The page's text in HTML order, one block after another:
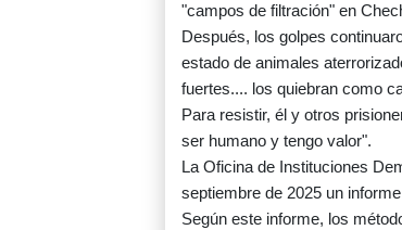
"campos de filtración" en
Después, los golpes
estado de animales
fuertes.... los quiebran como
Para resistir, él y otros
ser humano y tengo valor".
La Oficina de Instituciones
septiembre de 2025 un
Según este informe, los